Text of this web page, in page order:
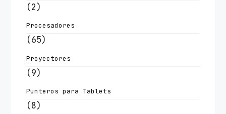
(2)
Procesadores
(65)
Proyectores
(9)
Punteros para Tablets
(8)